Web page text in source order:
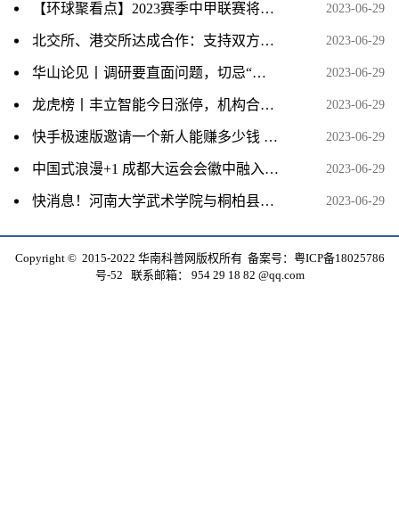
【环球聚看点】2023赛季中甲联赛将在枣庄市民体育中心举行 2023-06-29
北交所、港交所达成合作：支持双方市场符合条件的已上市公司在对方市场申请上市 2023-06-29
华山论见丨调研要直面问题，切忌“隔靴搔痒”_全球观天下 2023-06-29
龙虎榜丨丰立智能今日涨停，机构合计净买入1403.49万元，著名刺客买入2114.63万元 全球速讯 2023-06-29
快手极速版邀请一个新人能赚多少钱 全球观速讯 2023-06-29
中国式浪漫+1 成都大运会会徽中融入凤凰元素 2023-06-29
快消息！河南大学武术学院与桐柏县深化校地合作 推动全民健身迈上新台阶 2023-06-29
Copyright © 2015-2022 华南科普网版权所有 备案号： 粤ICP备18025786
号-52 联系邮箱： 954 29 18 82 @qq.com